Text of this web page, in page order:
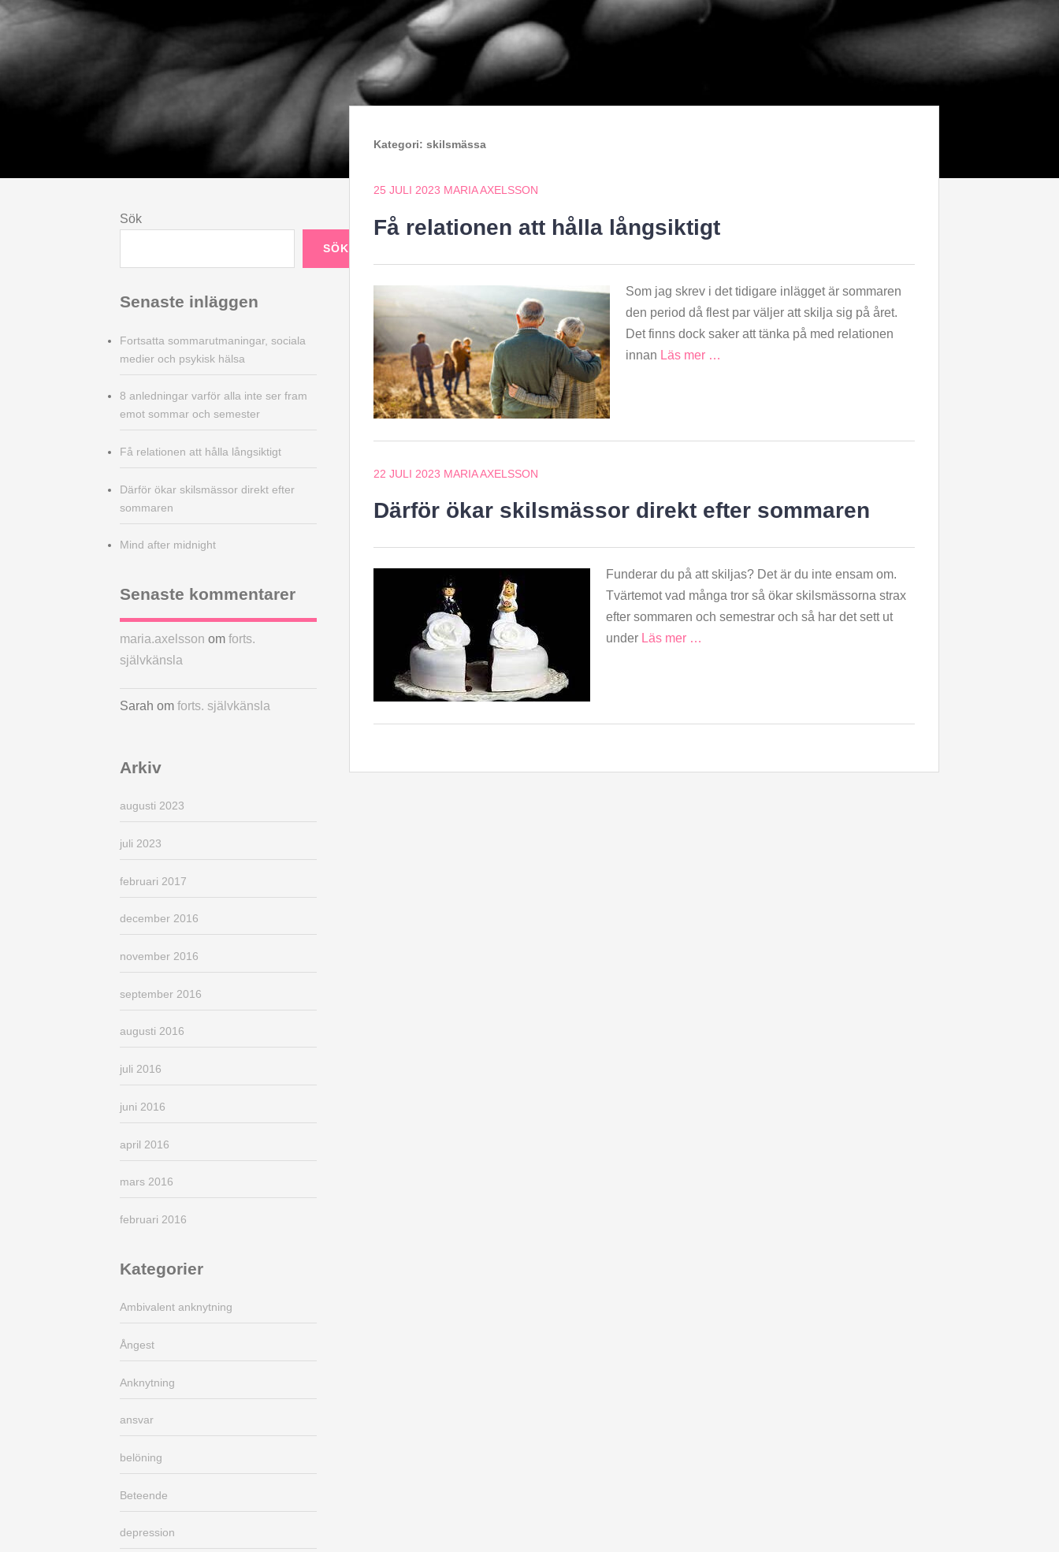
Kategori:skilsmässa
25 JULI 2023 MARIA AXELSSON
Få relationen att hålla långsiktigt
Som jag skrev i det tidigare inlägget är sommaren
den period då flest par väljer att skilja sig på året.
Det finns dock saker att tänka på med relationen
innan Läs mer …
22 JULI 2023 MARIA AXELSSON
Därför ökar skilsmässor direkt efter sommaren
Funderar du på att skiljas? Det är du inte ensam om.
Tvärtemot vad många tror så ökar skilsmässorna strax
efter sommaren och semestrar och så har det sett ut
under Läs mer …
Sök
SÖK
Senaste inläggen
Fortsatta sommarutmaningar, sociala
medier och psykisk hälsa
8 anledningar varför alla inte ser fram
emot sommar och semester
Få relationen att hålla långsiktigt
Därför ökar skilsmässor direkt efter
sommaren
Mind after midnight
Senaste kommentarer
maria.axelsson om forts.
självkänsla
Sarah om forts. självkänsla
Arkiv
augusti 2023
juli 2023
februari 2017
december 2016
november 2016
september 2016
augusti 2016
juli 2016
juni 2016
april 2016
mars 2016
februari 2016
Kategorier
Ambivalent anknytning
Ångest
Anknytning
ansvar
belöning
Beteende
depression